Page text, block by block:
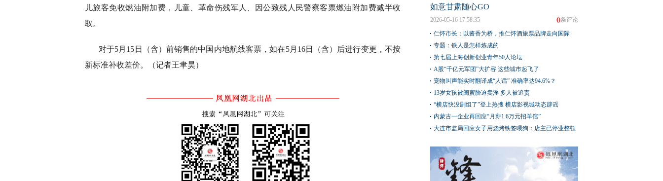
儿旅客免收燃油附加费，儿童、革命伤残军人、因公致残人民警察客票燃油附加费减半收
取。
对于5月15日（含）前销售的中国内地航线客票，如在5月16日（含）后进行变更，不按
新标准补收差价。（记者王聿昊）
如意甘肃随心GO
0条评论
2026-05-16 17:58:35
仁怀市长：以酱香为桥，推仁怀酒旅票品牌走向国际
专题：铁人是怎样炼成的
第七届上海创新创业青年50人论坛
A股“千亿元军团”大扩容 这些城市起飞了
宠物叫声能实时翻译成“人话” 准确率达94.6%？
13岁女孩被闺蜜胁迫卖淫 多人被追责
“横店快没剧组了”登上热搜 横店影视城动态辟谣
内蒙古一企业再回应“月薪1.6万元招羊倌”
大连市监局回应女子用烧烤铁签喂狗：店主已停业整顿